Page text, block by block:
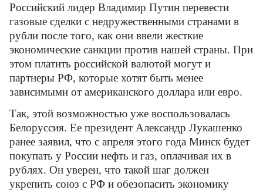
Российский лидер Владимир Путин перевести
газовые сделки с недружественными странами в
рубли после того, как они ввели жесткие
экономические санкции против нашей страны. При
этом платить российской валютой могут и
партнеры РФ, которые хотят быть менее
зависимыми от американского доллара или евро.
Так, этой возможностью уже воспользовалась
Белоруссия. Ее президент Александр Лукашенко
ранее заявил, что с апреля этого года Минск будет
покупать у России нефть и газ, оплачивая их в
рублях. Он уверен, что такой шаг должен
укрепить союз с РФ и обезопасить экономику